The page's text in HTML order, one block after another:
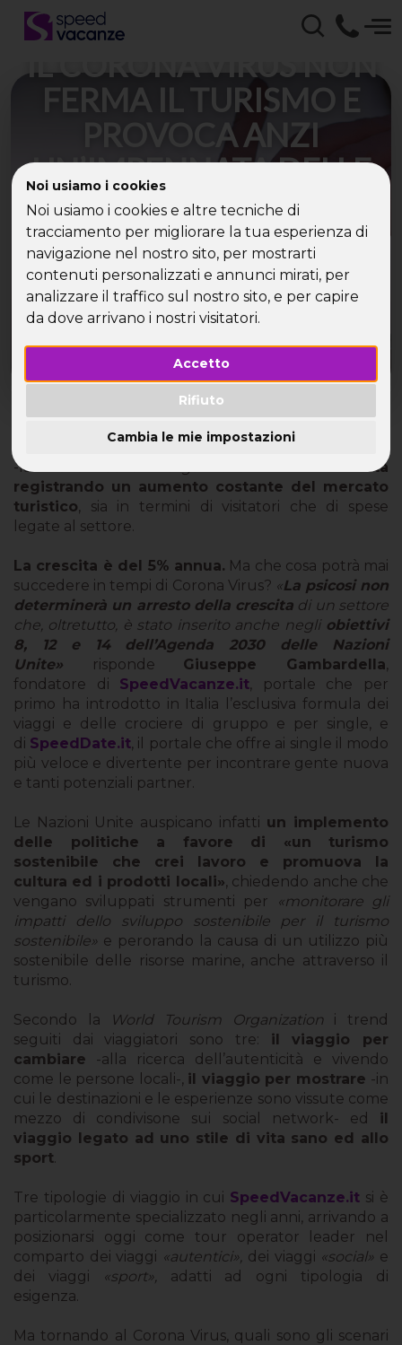
Noi usiamo i cookies
Noi usiamo i cookies e altre tecniche di
tracciamento per migliorare la tua esperienza di
navigazione nel nostro sito, per mostrarti
contenuti personalizzati e annunci mirati, per
analizzare il traffico sul nostro sito, e per capire
da dove arrivano i nostri visitatori.
Accetto
Rifiuto
Cambia le mie impostazioni
IL CORONA VIRUS NON
FERMA IL TURISMO E
PROVOCA ANZI
UN’IMPENNATA DELLE
RICERCHE SUL WEB
PER UN SETTORE CHE
NELL’ULTIMO ANNO
HA FATTO REGISTRARE
UNA CRESCITA DEL 5%
Secondo l’agenzia delle Nazioni Unite che si occupa
di promuovere e monitorare lo sviluppo del turismo
-la
il turismo sta
registrando un aumento costante del mercato
turistico, sia in termini di visitatori che di spese
legate al settore.
La crescita è del 5% annua. Ma che cosa potrà mai
succedere in tempi di Corona Virus? «La psicosi non
determinerà un arresto della crescita di un settore
che, oltretutto, è stato inserito anche negliobiettivi
8, 12 e 14 dell’Agenda 2030 delle Nazioni
Unite»
risponde Giuseppe Gambardella,
fondatore di SpeedVacanze.it, portale che per
primo ha introdotto in Italia l’esclusiva formula dei
viaggi e delle crociere di gruppo e per single, e
di SpeedDate.it, il portale che offre ai single il modo
più veloce e divertente per incontrare gente nuova
e tanti potenziali partner.
Le Nazioni Unite auspicano infatti un implemento
delle politiche a favore di «un turismo
sostenibile che crei lavoro e promuova la
cultura ed i prodotti locali», chiedendo anche che
vengano sviluppati strumenti per
«monitorare gli
impatti dello sviluppo sostenibile per il turismo
sostenibile» e perorando la causa di un utilizzo più
sostenibile delle risorse marine, anche attraverso il
turismo.
Secondo la World Tourism Organization i trend
seguiti dai viaggiatori sono tre: il viaggio per
cambiare -alla ricerca dell’autenticità e vivendo
come le persone locali-, il viaggio per mostrare -in
cui le destinazioni e le esperienze sono vissute come
mezzo di condivisone sui social network- ed il
viaggio legato ad uno stile di vita sano ed allo
sport.
Tre tipologie di viaggio in cui SpeedVacanze.it si è
particolarmente specializzato negli anni, arrivando a
posizionarsi oggi come tour operator leader nel
comparto dei viaggi «autentici», dei viaggi «social» e
dei viaggi
«sport», adatti ad ogni tipologia di
esigenza.
Ma tornando al Corona Virus, quali sono gli scenari